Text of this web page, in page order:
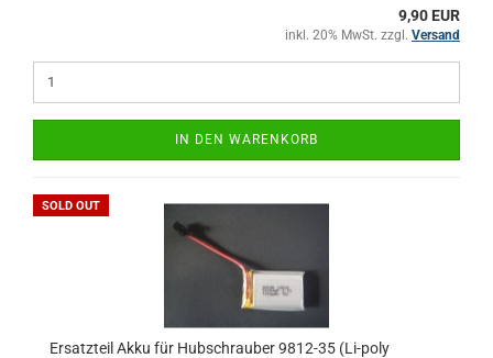
9,90 EUR
inkl. 20% MwSt. zzgl. Versand
IN DEN WARENKORB
SOLD OUT
Ersatzteil Akku für Hubschrauber 9812-35 (Li-poly